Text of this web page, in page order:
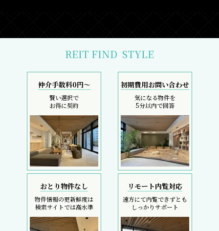
REIT FIND STYLE
仲介手数料0円～
賢い選択で
お得に契約
初期費用お問い合わせ
気になる物件を
5分以内で回答
おとり物件なし
物件情報の更新鮮度は
検索サイトでは高水準
リモート内覧対応
遠方にて内覧できずとも
しっかりサポート